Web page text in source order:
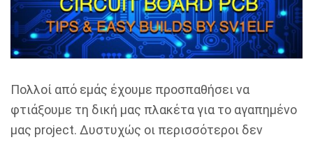
Πολλοί από εμάς έχουμε προσπαθήσει να
φτιάξουμε τη δική μας πλακέτα για το αγαπημένο
μας project. Δυστυχώς οι περισσότεροι δεν